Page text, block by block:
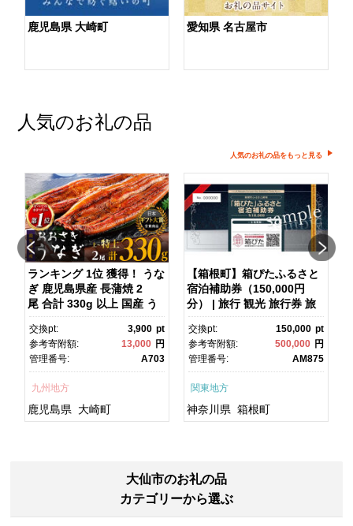
鹿児島県 大崎町 愛知県 名古屋市
人気のお礼の品
人気のお礼の品をもっと見る
ランキング 1位 獲得！ うな
ぎ 鹿児島県産 長蒲焼 2
尾 合計 330g 以上 国産 う
なぎ 鰻 ウナギ 蒲焼き 蒲
焼 かばやき 魚 魚介 魚貝 海
鮮 うな重 ひつまぶし 蒲
焼 訳あり ギフト 人気 おす
半島 A703
交換pt: 3,900 pt
参考寄附額:
13,000 円
管理番号:
A703
九州地方
鹿児島県 大崎町
【箱根町】箱ぴたふるさと
宿泊補助券（150,000円
分） | 旅行 観光 旅行券 旅
行クーポン クーポン 箱根
町ふるさと納税 神奈川県ふ
るさと納税 神奈川県 箱根
町
交換pt: 150,000 pt
参考寄附額:
500,000 円
管理番号:
AM875
関東地方
神奈川県 箱根町
大仙市のお礼の品
カテゴリーから選ぶ